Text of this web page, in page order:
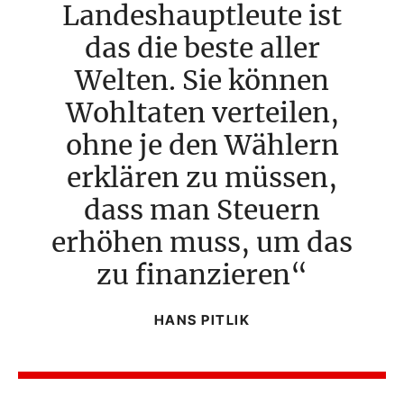
Landeshauptleute ist
das die beste aller
Welten. Sie können
Wohltaten verteilen,
ohne je den Wählern
erklären zu müssen,
dass man Steuern
erhöhen muss, um das
zu finanzieren
HANS PITLIK